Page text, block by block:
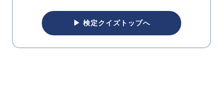
▶ 検定クイズトップへ